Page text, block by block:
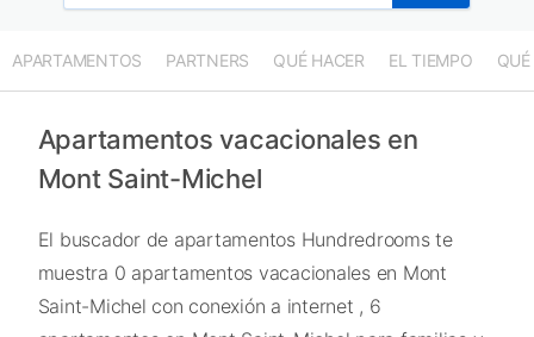
APARTAMENTOS PARTNERS QUÉ HACER EL TIEMPO QUÉ
Apartamentos vacacionales en
Mont Saint-Michel
El buscador de apartamentos Hundredrooms te
muestra 0 apartamentos vacacionales en Mont
Saint-Michel con conexión a internet , 6